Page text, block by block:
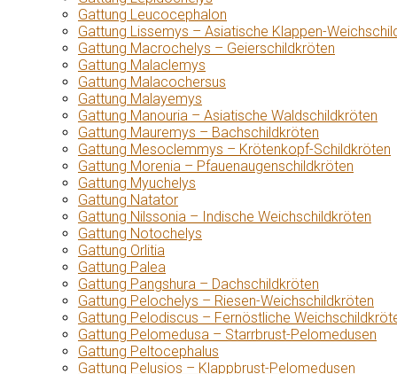
Gattung Leucocephalon
Gattung Lissemys – Asiatische Klappen-
Gattung Macrochelys – Geierschildkröten
Gattung Malaclemys
Gattung Malacochersus
Gattung Malayemys
Gattung Manouria – Asiatische Waldschildkröten
Gattung Mauremys – Bachschildkröten
Gattung Mesoclemmys – Krötenkopf-Schildkröten
Gattung Morenia – Pfauenaugenschildkröten
Gattung Myuchelys
Gattung Natator
Gattung Nilssonia – Indische Weichschildkröten
Gattung Notochelys
Gattung Orlitia
Gattung Palea
Gattung Pangshura – Dachschildkröten
Gattung Pelochelys – Riesen-Weichschildkröten
Gattung Pelodiscus – Fernöstliche
Gattung Pelomedusa – Starrbrust-Pelomedusen
Gattung Peltocephalus
Gattung Pelusios – Klappbrust-Pelomedusen